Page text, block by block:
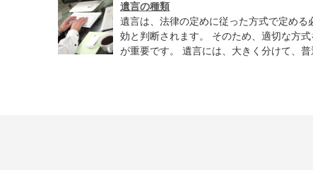
遺言の種類
遺言は、法律の定めに従った方式で定め
効と判断されます。 そのため、適切な方
が重要です。 遺言には、大きく分けて、普